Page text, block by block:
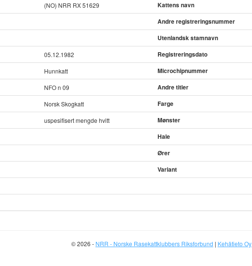
(NO) NRR RX 51629 Kattens navn
Andre registreringsnummer
Utenlandsk stamnavn
05.12.1982
Registreringsdato
Hunnkatt
Microchipnummer
NFO n 09
Andre titler
Norsk Skogkatt Farge
uspesifisert mengde hvitt
Mønster
Hale
Ører
Variant
© 2026 - NRR - Norske Rasekattklubbers Riksforbund | Kehätieto Oy